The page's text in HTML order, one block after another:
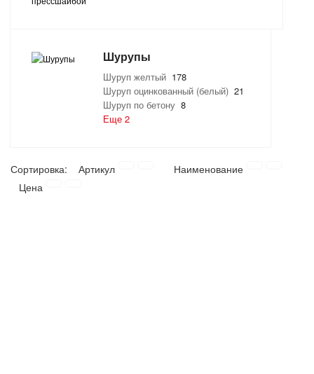
Шурупы
Шуруп желтый 178
Шуруп оцинкованный (белый) 21
Шуруп по бетону 8
Еще 2
Сортировка: Артикул
Наименование
Цена